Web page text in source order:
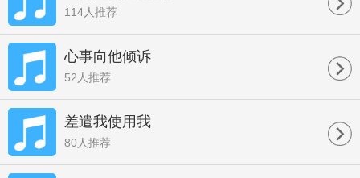
114人推荐
心事向他倾诉
52人推荐
差遣我使用我
80人推荐